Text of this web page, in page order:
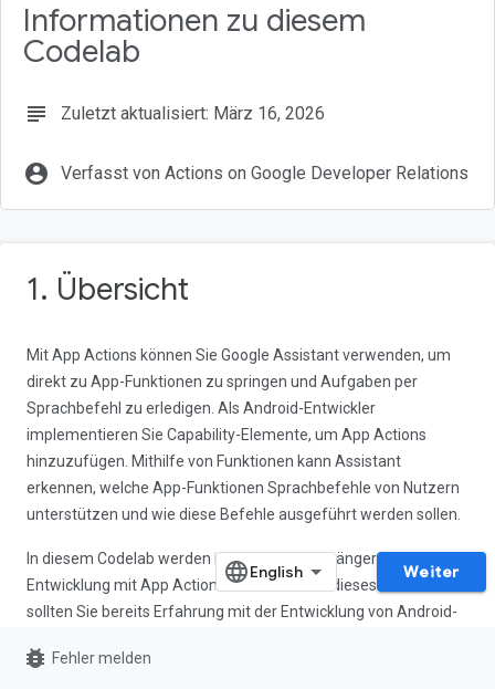
Informationen zu diesem
Codelab
subject Zuletzt aktualisiert: März 16, 2026
account_circle Verfasst von Actions on Google Developer Relations
1. Übersicht
Mit App Actions können Sie Google Assistant verwenden, um
direkt zu App-Funktionen zu springen und Aufgaben per
Sprachbefehl zu erledigen. Als Android-Entwickler
implementieren Sie Capability-Elemente, um App Actions
hinzuzufügen. Mithilfe von Funktionen kann Assistant
erkennen, welche App-Funktionen Sprachbefehle von Nutzern
unterstützen und wie diese Befehle ausgeführt werden sollen.
In diesem Codelab werden Konzepte für Anfänger für die
Entwicklung mit App Actions behandelt. Für dieses Codelab
sollten Sie bereits Erfahrung mit der Entwicklung von Android-
sind, sollten Sie stattdessen mit einem der Codelabs für
Weiter
bug_report Fehler melden